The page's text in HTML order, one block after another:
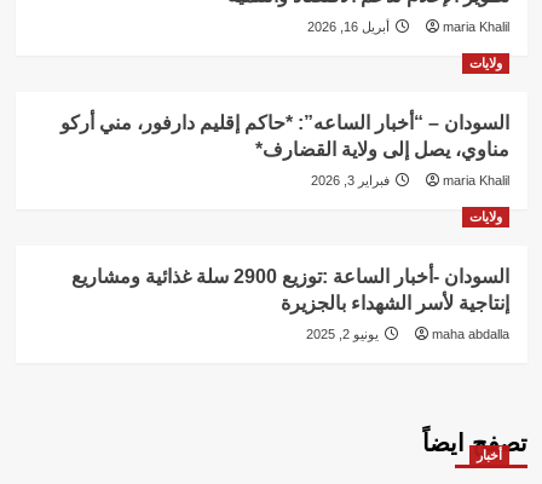
maria Khalil أبريل 16, 2026
ولايات
السودان – “أخبار الساعه”: *حاكم إقليم دارفور، مني أركو
مناوي، يصل إلى ولاية القضارف*
maria Khalil فبراير 3, 2026
ولايات
السودان -أخبار الساعة :توزيع 2900 سلة غذائية ومشاريع
إنتاجية لأسر الشهداء بالجزيرة
maha abdalla يونيو 2, 2025
تصفح ايضاً
أخبار